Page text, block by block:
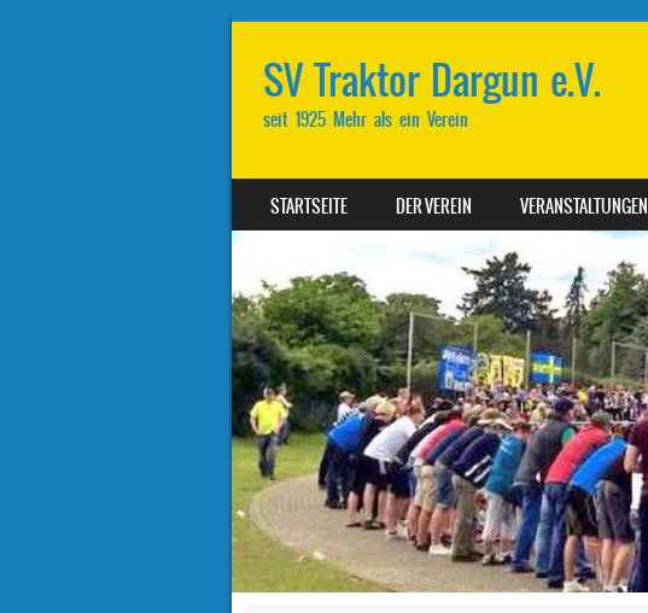
SV Traktor Dargun e.V.
seit 1925 Mehr als ein Verein
MENU
SKIP TO CONTENT
STARTSEITE DER VEREIN VERANSTALTUNGEN